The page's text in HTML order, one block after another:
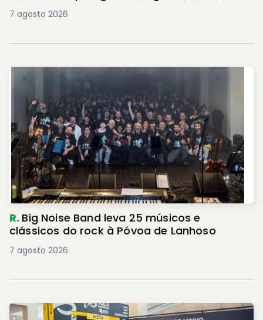
7 agosto 2026
R. Big Noise Band leva 25 músicos e
clássicos do rock à Póvoa de Lanhoso
7 agosto 2026